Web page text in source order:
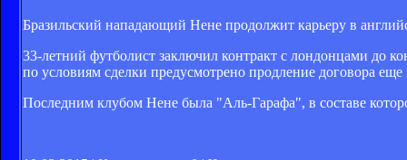
Бразильский нападающий Нене продолжит карьеру в
33-летний футболист заключил контракт с лондонцами до
по условиям сделки предусмотрено продление договора еще
Последним клубом Нене была "Аль-Гарафа", в составе